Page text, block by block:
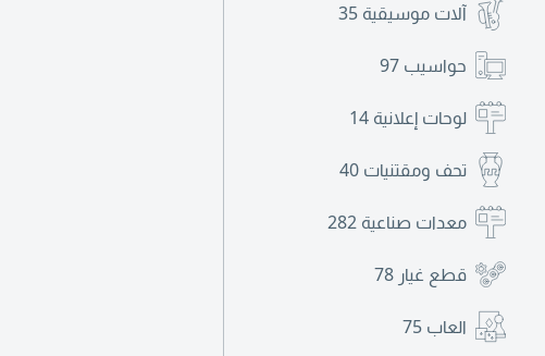
آلات موسيقية 35
حواسيب 97
لوحات إعلانية 14
تحف ومقتنيات 40
معدات صناعية 282
قطع غيار 78
العاب 75